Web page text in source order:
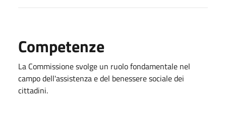
Competenze
La Commissione svolge un ruolo fondamentale nel
campo dell'assistenza e del benessere sociale dei
cittadini.